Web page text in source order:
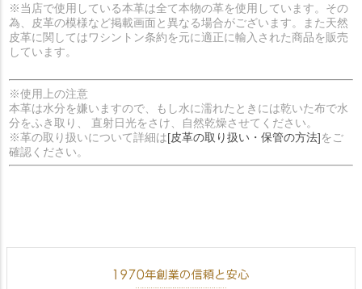
※当店で使用している本革は全て本物の革を使用しています。その
為、皮革の模様など掲載画面と異なる場合がございます。また天然
皮革に関してはワシントン条約を元に適正に輸入された商品を販売
しています。
※使用上の注意
本革は水分を嫌いますので、もし水に濡れたときには乾いた布で水
分をふき取り、 直射日光をさけ、自然乾燥させてください。
※革の取り扱いについて詳細は[皮革の取り扱い・保管の方法]をご
確認ください。